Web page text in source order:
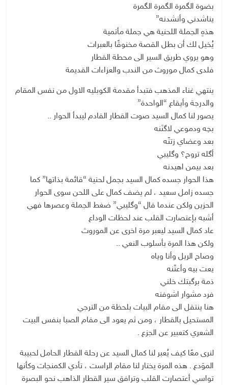
بضوة الگمرة الگمرة الگمرة
يناشدني وأنشدنه”
هذهِ الجملة اللحنية هي جملة مأتمية
يُخيل لك أن بطل القصة مخنوقًا بالعبرات
وهو يروي طريق السير الى محطة القطار
فلدى كمال موروث من الندب والعزاءات القديمة
ينتهي غناء المذهب فتبدأ مقدمة الكوبليه الاول من نفس المقام
والدرجة وأيقاع “الواحدة”
يصور لنا كمال السيد صوت القطار القادم ليبدأ الحوار ..
بچه ودموعي لاگنَنه
بعد وعضاي زتنّه
أگله تروح؟ وگليبي
بعد بيمن اهيدنه
هذا الحوار جسده كمال السيد بجمل لحنية “قائمة بذاتها” كما
جسده زامل سعيد ، لم يضف كمال على اللحن سوى الحوار
الحزين ولكن عندما قال “وگليبي” ضغط الجملة وعصرها فهي
أشبه بإعتصارت القلب عند لحظات الوداع
عاد كمال السيد ليعبر مرة اخرى عن الموروث
ولكن هذا المرة بأسلوب النعي ..
وصاح الريل وأنا وياه
يعت بيه وأعتّنه
ذمة برگبتك خلني
فرد مشوار اشوفنه
هنا ينتقل الى مقام البيات بلحظة من الترجي
المستحيل بالقطار ، ومن ثم يعود الى مقام الصبا بنفس البيت
الشعري كتعبير عن الجزع .
لنرى معًا كيف يُعبر لنا كمال السيد عن رحلة القطار الحامل لحبيبة
الموَدع . هذه المرة يختار لنا مقام الراست ، تأدي الكمنجات وكأنها
تواسي أعتصارت القلب وترافق سير القطار الذاهب نحو البصرة